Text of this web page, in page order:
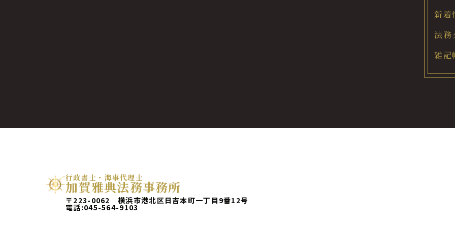
新着
法務
雑記
行政書士・海事代理士
加賀雅典法務事務所
〒223-0062 横浜市港北区日吉本町一丁目9番12号
電話:045-564-9103